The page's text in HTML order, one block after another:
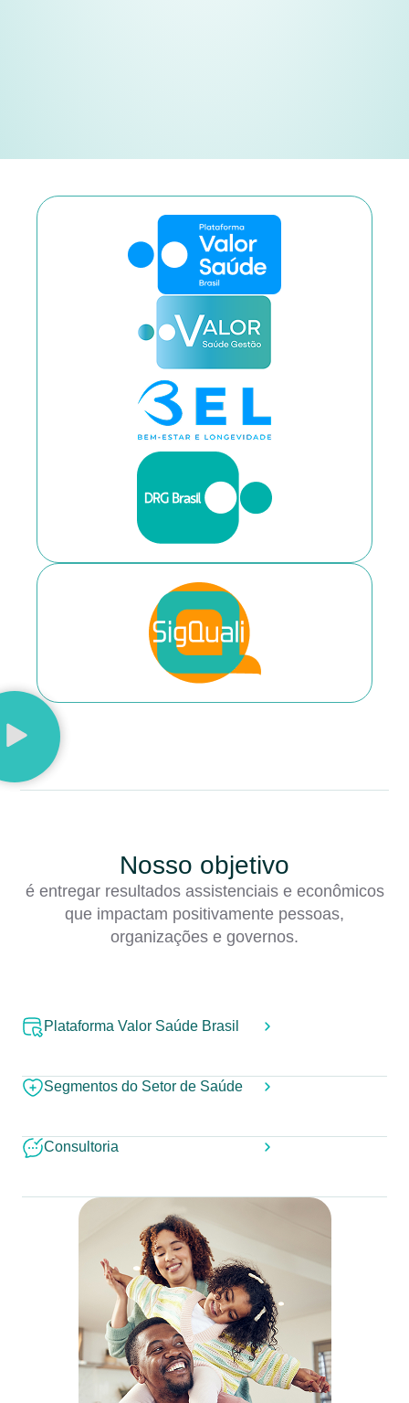
Nosso objetivo
é entregar resultados assistenciais e econômicos
que impactam positivamente pessoas,
organizações e governos.
Plataforma Valor Saúde Brasil
Segmentos do Setor de Saúde
Consultoria